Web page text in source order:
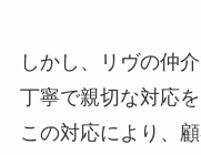
しかし、リヴの仲
丁寧で親切な対応
この対応により、